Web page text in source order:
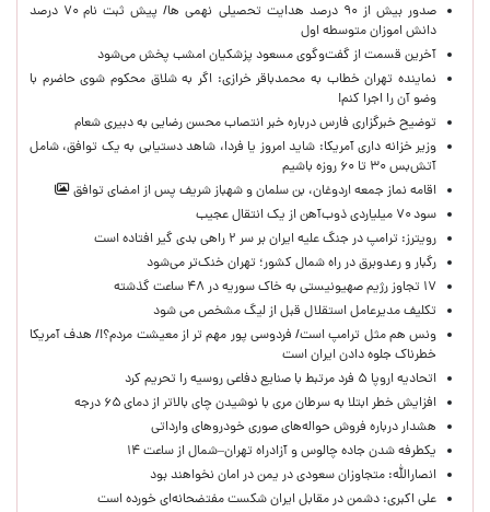
صدور بیش از ۹۰ درصد هدایت تحصیلی نهمی ها/ پیش ثبت نام ۷۰ درصد
دانش اموزان متوسطه اول
آخرین قسمت از گفت‌وگوی مسعود پزشکیان امشب پخش می‌شود
نماینده تهران خطاب به محمدباقر خرازی: اگر به شلاق محکوم شوی حاضرم با
وضو آن را اجرا کنم!
توضیح خبرگزاری فارس درباره خبر انتصاب محسن رضایی به دبیری شعام
وزیر خزانه داری آمریکا: شاید امروز یا فردا، شاهد دستیابی به یک توافق، شامل
آتش‌بس ۳۰ تا ۶۰ روزه باشیم
اقامه نماز جمعه اردوغان، بن ‌سلمان و شهباز شریف پس از امضای توافق
سود ۷۰ میلیاردی ذوب‌آهن از یک انتقال عجیب
رویترز: ترامپ در جنگ علیه ایران بر سر ۲ راهی بدی گیر افتاده است
رگبار و رعدوبرق در راه شمال کشور؛ تهران خنک‌تر می‌شود
۱۷ تجاوز رژیم صهیونیستی به خاک سوریه در ۴۸ ساعت گذشته
تکلیف مدیرعامل استقلال قبل از لیگ مشخص می شود
ونس هم مثل ترامپ است/ فردوسی پور مهم تر از معیشت مردم؟!/ هدف آمریکا
خطرناک جلوه دادن ایران است
اتحادیه اروپا ۵ فرد مرتبط با صنایع دفاعی روسیه را تحریم کرد
افزایش خطر ابتلا به سرطان مری با نوشیدن چای بالاتر از دمای ۶۵ درجه
هشدار درباره فروش حواله‌های صوری خودروهای وارداتی
یکطرفه شدن جاده چالوس و آزادراه تهران–شمال از ساعت ۱۴
انصارالله: متجاوزان سعودی در یمن در امان نخواهند بود
علی اکبری: دشمن در مقابل ایران شکست مفتضحانه‌ای خورده است